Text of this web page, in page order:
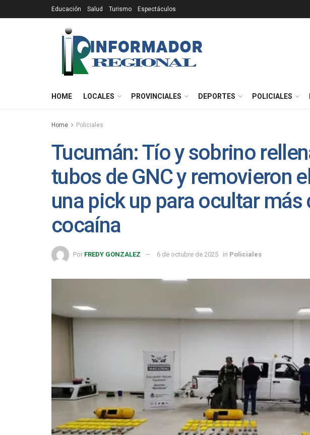
Educación Salud Turismo Espectáculos
HOME LOCALES PROVINCIALES DEPORTES POLICIALES
Home Policiales
Tucumán: Tío y sobrino
tubos de GNC y removieron
una pick up para ocultar más
cocaína
Por FREDY GONZALEZ 6 de octubre de 2025 in Policiales